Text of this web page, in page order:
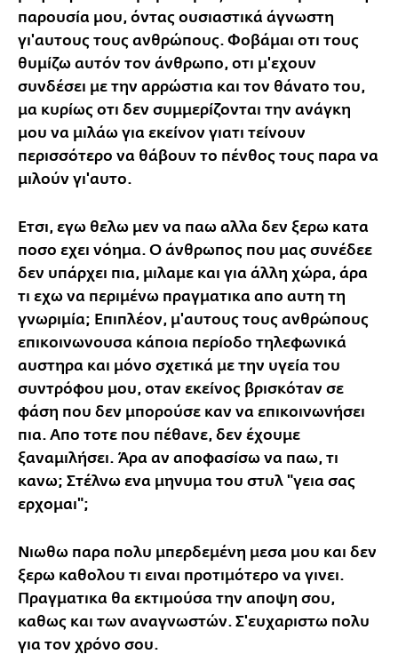
παρουσία μου, όντας ουσιαστικά άγνωστη
γι'αυτους τους ανθρώπους. Φοβάμαι οτι τους
θυμίζω αυτόν τον άνθρωπο, οτι μ'εχουν
συνδέσει με την αρρώστια και τον θάνατο του,
μα κυρίως οτι δεν συμμερίζονται την ανάγκη
μου να μιλάω για εκείνον γιατι τείνουν
περισσότερο να θάβουν το πένθος τους παρα να
μιλούν γι'αυτο.
Ετσι, εγω θελω μεν να παω αλλα δεν ξερω κατα
ποσο εχει νόημα. Ο άνθρωπος που μας συνέδεε
δεν υπάρχει πια, μιλαμε και για άλλη χώρα, άρα
τι εχω να περιμένω πραγματικα απο αυτη τη
γνωριμία; Επιπλέον, μ'αυτους τους ανθρώπους
επικοινωνουσα κάποια περίοδο τηλεφωνικά
αυστηρα και μόνο σχετικά με την υγεία του
συντρόφου μου, οταν εκείνος βρισκόταν σε
φάση που δεν μπορούσε καν να επικοινωνήσει
πια. Απο τοτε που πέθανε, δεν έχουμε
ξαναμιλήσει. Άρα αν αποφασίσω να παω, τι
κανω; Στέλνω ενα μηνυμα του στυλ "γεια σας
ερχομαι";
Νιωθω παρα πολυ μπερδεμένη μεσα μου και δεν
ξερω καθολου τι ειναι προτιμότερο να γινει.
Πραγματικα θα εκτιμούσα την αποψη σου,
καθως και των αναγνωστών. Σ'ευχαριστω πολυ
για τον χρόνο σου.